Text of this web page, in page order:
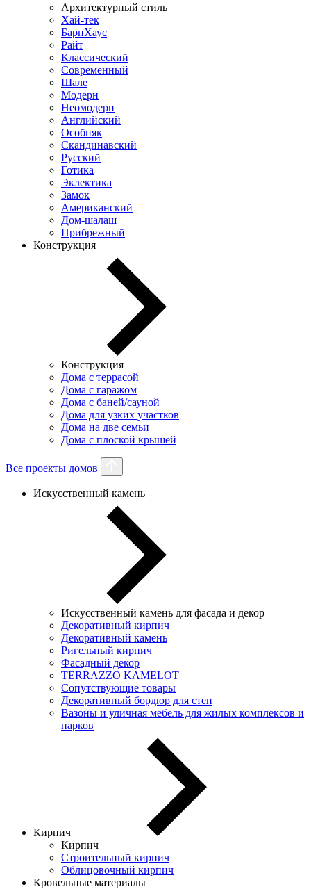
Архитектурный стиль
Хай-тек
БарнХаус
Райт
Классический
Современный
Шале
Модерн
Неомодерн
Английский
Особняк
Скандинавский
Русский
Готика
Эклектика
Замок
Американский
Дом-шалаш
Прибрежный
Конструкция
Конструкция
Дома с террасой
Дома с гаражом
Дома с баней/сауной
Дома для узких участков
Дома на две семьи
Дома с плоской крышей
Все проекты домов
Искусственный камень
Искусственный камень для фасада и декор
Декоративный кирпич
Декоративный камень
Ригельный кирпич
Фасадный декор
TERRAZZO KAMELOT
Сопутствующие товары
Декоративный бордюр для стен
Вазоны и уличная мебель для жилых комплексов и
парков
Кирпич
Кирпич
Строительный кирпич
Облицовочный кирпич
Кровельные материалы